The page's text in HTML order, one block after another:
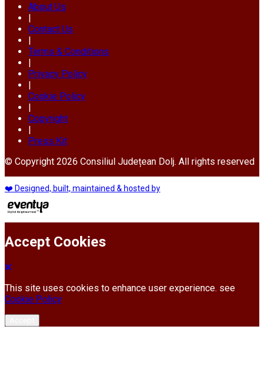
About Us
|
Contact Us
|
Terms & Conditions
|
Privacy Policy
|
Cookie Policy
|
Copyright
|
Press Kit
© Copyright 2026 Consiliul Județean Dolj. All rights reserved
❤️ Designed, built, maintained & hosted by
Accept Cookies
This site uses cookies to enhance user experience. see
Cookie Policy